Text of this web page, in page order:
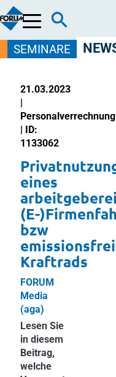
Menü
SEMINARE
21.03.2023
|
Personalverrechnung
| ID:
1133062
eines
(E-
bzw
Kraftrads
FORUM
Media
(aga)
Lesen Sie
in diesem
Beitrag,
welche